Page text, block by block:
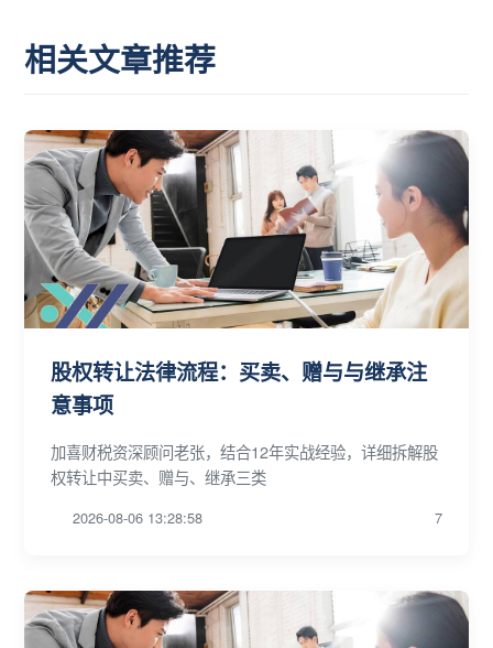
相关文章推荐
股权转让法律流程：买卖、赠与与继承注
意事项
加喜财税资深顾问老张，结合12年实战经验，详细拆解股
权转让中买卖、赠与、继承三类
2026-08-06 13:28:58 7